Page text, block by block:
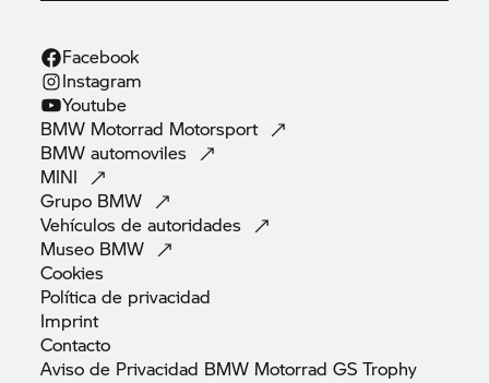
Facebook
Instagram
Youtube
BMW Motorrad Motorsport
BMWautomoviles
MINI
Grupo BMW
Vehículos deautoridades
Museo BMW
Cookies
Política de privacidad
Imprint
Contacto
Aviso de Privacidad BMW Motorrad GSTrophy